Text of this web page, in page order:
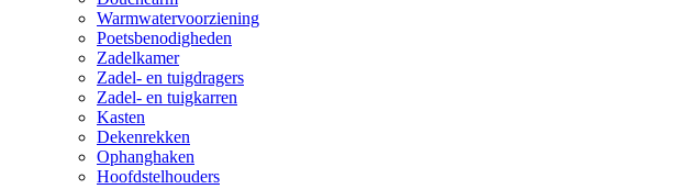
Warmwatervoorziening
Poetsbenodigheden
Zadelkamer
Zadel- en tuigdragers
Zadel- en tuigkarren
Kasten
Dekenrekken
Ophanghaken
Hoofdstelhouders